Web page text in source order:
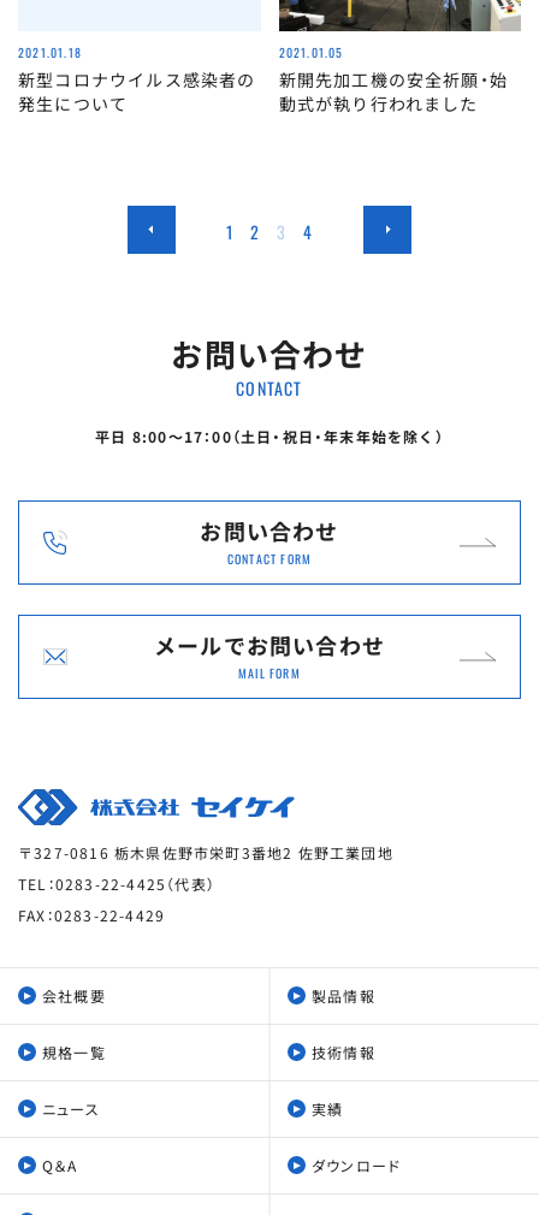
2021.01.18
新型コロナウイルス感染者の
発生について
2021.01.05
新開先加工機の安全祈願・始
動式が執り行われました
1 2 3 4
お問い合わせ
CONTACT
平日 8:00〜17：00（土日・祝日・年末年始を除く）
お問い合わせ
CONTACT FORM
メールでお問い合わせ
MAIL FORM
〒327-0816 栃木県佐野市栄町3番地2 佐野工業団地
TEL：0283-22-4425（代表）
FAX：0283-22-4429
会社概要 製品情報
規格一覧 技術情報
ニュース 実績
Q＆A ダウンロード